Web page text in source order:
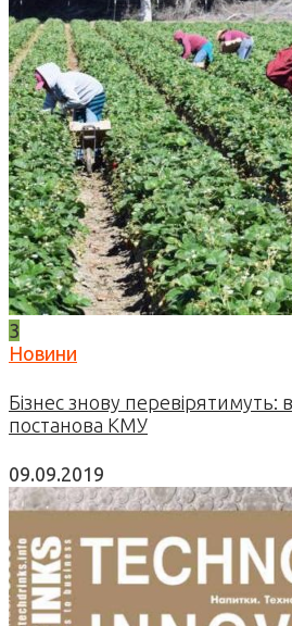
3
Новини
Бізнес знову перевірятимуть:
постанова КМУ
09.09.2019